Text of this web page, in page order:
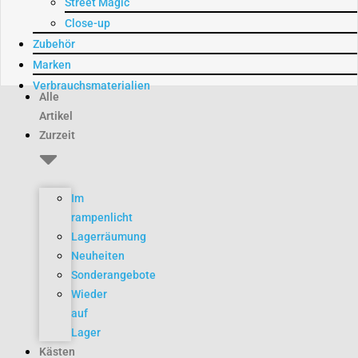
Street Magic
Close-up
Zubehör
Marken
Verbrauchsmaterialien
Alle
Artikel
Zurzeit
Im
rampenlicht
Lagerräumung
Neuheiten
Sonderangebote
Wieder
auf
Lager
Kästen